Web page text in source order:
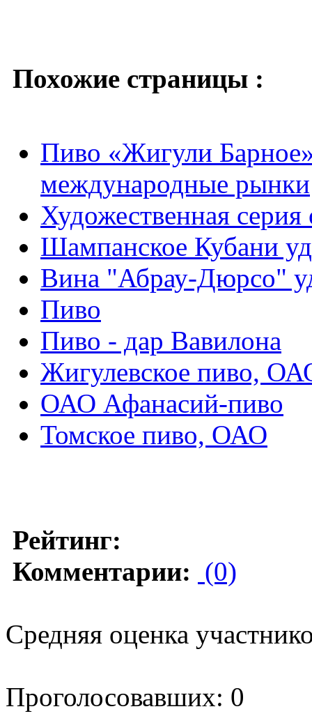
Похожие страницы :
Пиво «Жигули Барное»
международные рынки
Художественная
Шампанское Кубани
Вина "Абрау-Дюрсо"
Пиво
Пиво - дар Вавилона
Жигулевское пиво,
ОАО Афанасий-пиво
Томское пиво, ОАО
Рейтинг:
Комментарии: (0)
Средняя оценка
Проголосовавших: 0